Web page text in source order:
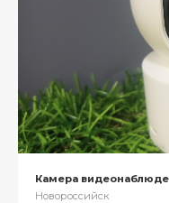
Камера
Новороссийск